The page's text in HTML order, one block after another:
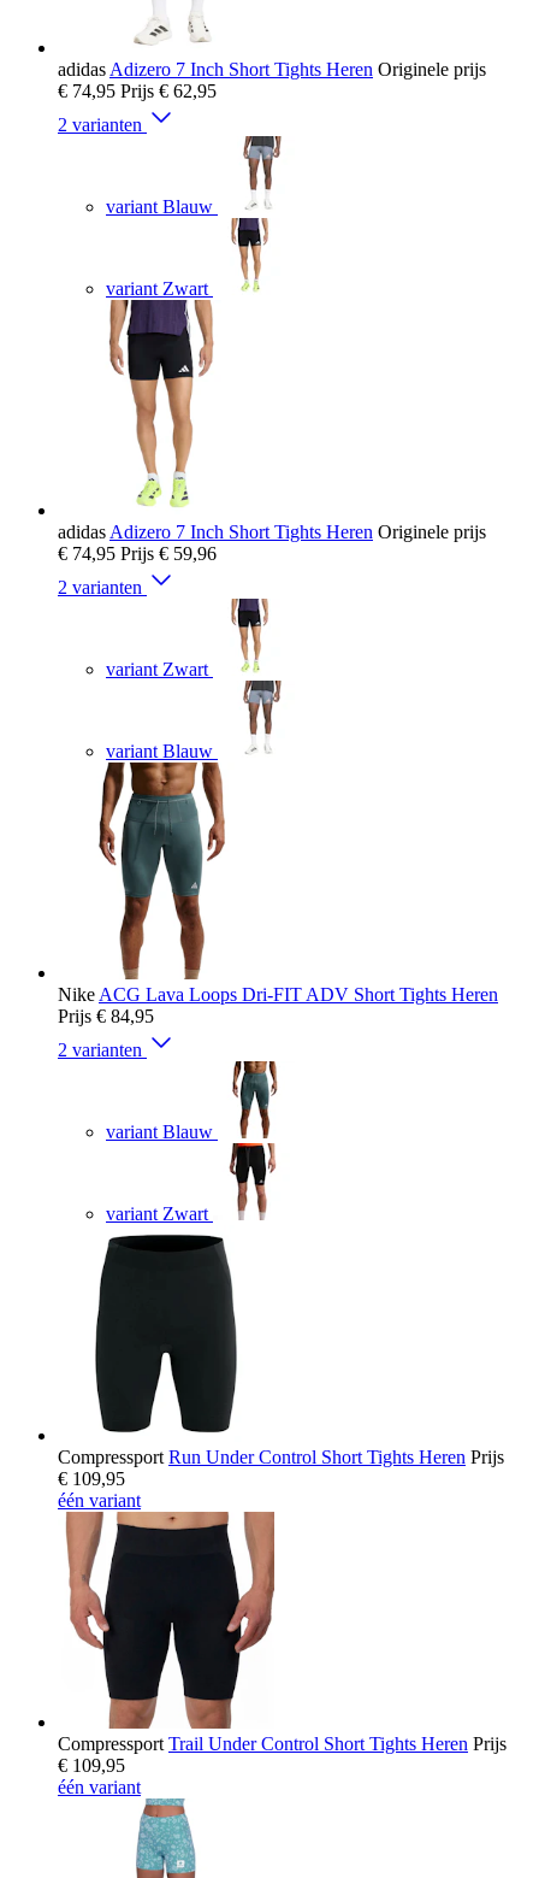
adidas Adizero 7 Inch Short Tights Heren Originele prijs
€ 74,95 Prijs € 62,95
2 varianten
variant Blauw
variant Zwart
adidas Adizero 7 Inch Short Tights Heren Originele prijs
€ 74,95 Prijs € 59,96
2 varianten
variant Zwart
variant Blauw
Nike ACG Lava Loops Dri-FIT ADV Short Tights Heren
Prijs € 84,95
2 varianten
variant Blauw
variant Zwart
Compressport Run Under Control Short Tights Heren Prijs
€ 109,95
één variant
Compressport Trail Under Control Short Tights Heren Prijs
€ 109,95
één variant